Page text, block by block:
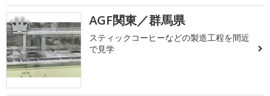
2 AGF関東／群馬県
スティックコーヒーなどの製造工程を間近
で見学